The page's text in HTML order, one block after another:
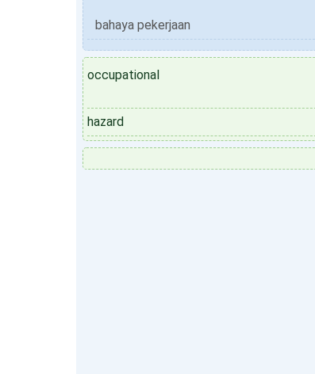
bahaya pekerjaan
occupational
hazard